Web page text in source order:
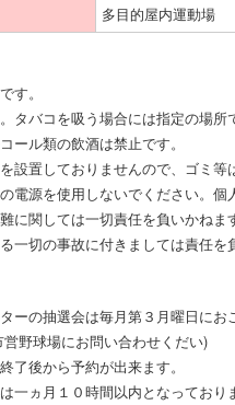
多目的屋内運動場
す。
タバコを吸う場合には指定の場所
ール類の飲酒は禁止です。
設置しておりませんので、ゴミ等
電源を使用しないでください。個
に関しては一切責任を負いかねま
一切の事故に付きましては責任を
ーの抽選会は毎月第３月曜日にお
野球場にお問い合わせくだい)
了後から予約が出来ます。
一ヵ月１０時間以内となっており